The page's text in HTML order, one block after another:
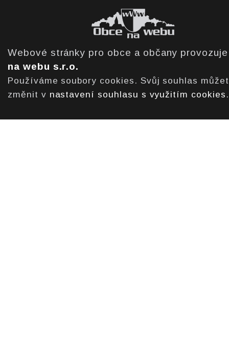
Webové stránky pro obce a občany
na webu s.r.o.
Používáme soubory cookies. Svůj souhlas
změnit v nastavení souhlasu s využitím cookies .